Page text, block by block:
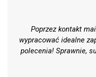
Poprzez kontakt
wypracować idealne
polecenia! Sprawnie,